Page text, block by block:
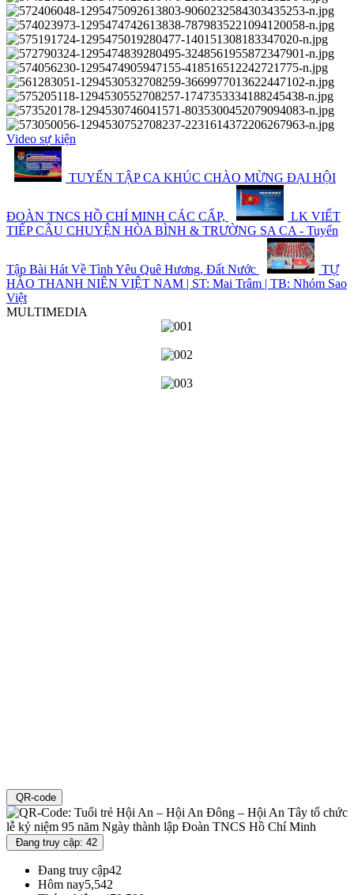
Video sự kiện
TUYỂN TẬP CA KHÚC CHÀO MỪNG ĐẠI HỘI
ĐOÀN TNCS HỒ CHÍ MINH CÁC CẤP,
LK VIẾT
TIẾP CÂU CHUYỆN HÒA BÌNH & TRƯỜNG SA CA - Tuyển
Tập Bài Hát Về Tình Yêu Quê Hương, Đất Nước
TỰ
HÀO THANH NIÊN VIỆT NAM | ST: Mai Trâm | TB: Nhóm Sao
Việt
MULTIMEDIA
QR-code
Đang truy cập: 42
Đang truy cập42
Hôm nay5,542